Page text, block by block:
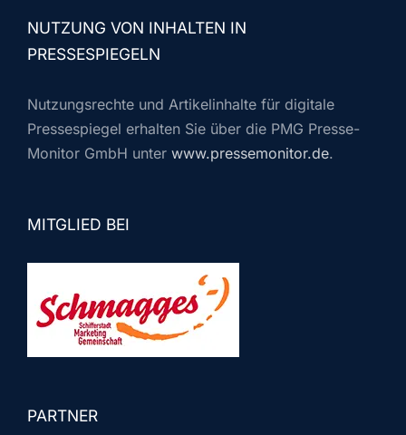
NUTZUNG VON INHALTEN IN
PRESSESPIEGELN
Nutzungsrechte und Artikelinhalte für digitale
Pressespiegel erhalten Sie über die PMG Presse-
Monitor GmbH unter www.pressemonitor.de.
MITGLIED BEI
PARTNER